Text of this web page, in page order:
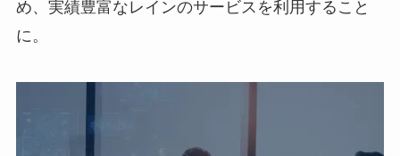
め、実績豊富なレインのサービスを利用すること
に。